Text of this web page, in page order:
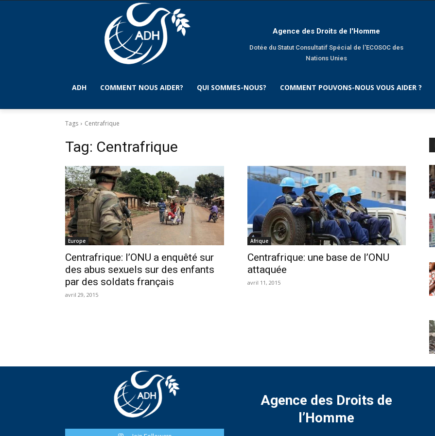
Agence des Droits de l'Homme
Dotée du Statut Consultatif Spécial de l'ECOSOC des
Nations Unies
ADH COMMENT NOUS AIDER? QUI SOMMES-NOUS? COMMENT POUVONS-NOUS VOUS AIDER ?
Tags Centrafrique
Tag: Centrafrique
Europe
Centrafrique: l’ONU a enquêté sur
des abus sexuels sur des enfants
par des soldats français
avril 29, 2015
Afrique
Centrafrique: une base de l’ONU
attaquée
avril 11, 2015
Agence des Droits de
l’Homme